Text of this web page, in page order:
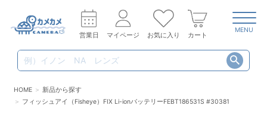
営業日 マイページ お気に入り カート
MENU
HOME
新品から探す
フィッシュアイ（Fisheye）FIX Li-ionバッテリーFEBT186531S #30381